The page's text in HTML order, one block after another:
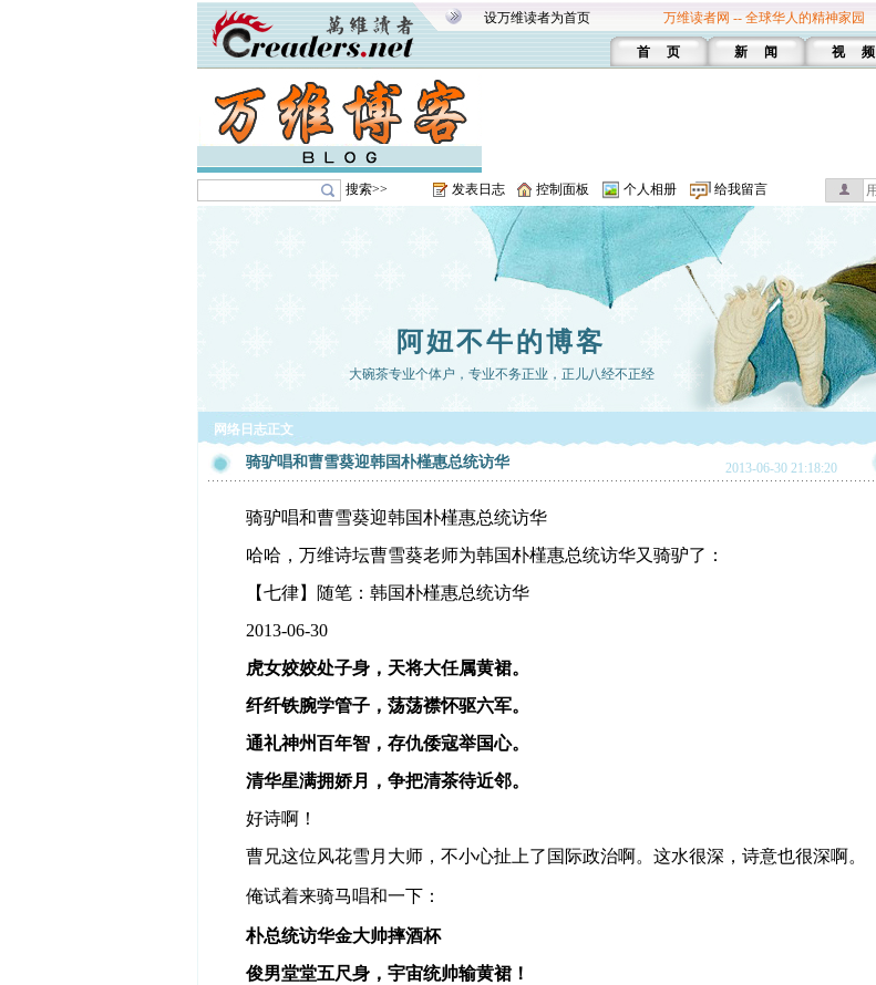
设万维读者为首页 万维读者网 -- 全球华人的精神家园
首 页 新 闻 视 频
搜索>> 发表日志 控制面板 个人相册 给我留言
阿妞不牛的博客
大碗茶专业个体户，专业不务正业，正儿八经不正经
网络日志正文
骑驴唱和曹雪葵迎韩国朴槿惠总统访华 2013-06-30 21:18:20
骑驴唱和曹雪葵迎韩国朴槿惠总统访华
哈哈， 万维诗坛曹雪葵老师为韩国朴槿惠总统访华又骑驴了：
【七律】随笔：韩国朴槿惠总统访华
2013-06-30
虎女姣姣处子身，天将大任属黄裙。
纤纤铁腕学管子，荡荡襟怀驱六军。
通礼神州百年智，存仇倭寇举国心。
清华星满拥娇月，争把清茶待近邻。
好诗啊！
曹兄这位风花雪月大师，不小心扯上了国际政治啊。这水很深，诗意也很深啊。
俺试着来骑马唱和一下：
朴总统访华金大帅摔酒杯
俊男堂堂五尺身，宇宙统帅输黄裙！